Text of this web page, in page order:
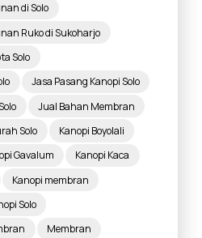
di Solo
Ruko di Sukoharjo
Solo
Jasa Pasang Kanopi Solo
Jual Bahan Membran
Solo
Kanopi Boyolali
Gavalum
Kanopi Kaca
Kanopi membran
Solo
Membran